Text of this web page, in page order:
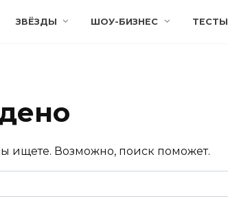
ЗВЁЗДЫ ШОУ-БИЗНЕС ТЕСТЫ
ищете. Возможно, поиск поможет.